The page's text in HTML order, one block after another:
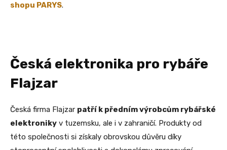
shopu PARYS.
Česká elektronika pro rybáře
Flajzar
Česká firma Flajzar patří k předním výrobcům rybářské
elektroniky v tuzemsku, ale i v zahraničí. Produkty od
této společnosti si získaly obrovskou důvěru díky